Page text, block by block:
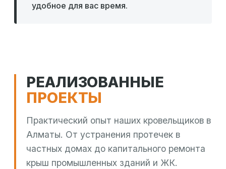
удобное для вас время.
РЕАЛИЗОВАННЫЕ
ПРОЕКТЫ
Практический опыт наших кровельщиков в
Алматы. От устранения протечек в
частных домах до капитального ремонта
крыш промышленных зданий и ЖК.